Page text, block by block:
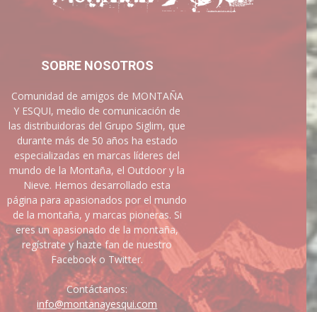
SOBRE NOSOTROS
Comunidad de amigos de MONTAÑA
Y ESQUI, medio de comunicación de
las distribuidoras del Grupo Siglim, que
durante más de 50 años ha estado
especializadas en marcas líderes del
mundo de la Montaña, el Outdoor y la
Nieve. Hemos desarrollado esta
página para apasionados por el mundo
de la montaña, y marcas pioneras. Si
eres un apasionado de la montaña,
regístrate y hazte fan de nuestro
Facebook o Twitter.
Contáctanos:
info@montanayesqui.com